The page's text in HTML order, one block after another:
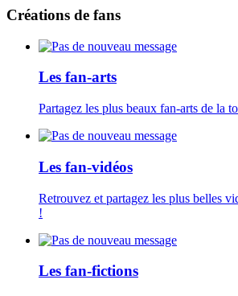
Créations de fans
Les fan-arts
Partagez les plus beaux fan-arts de la
Les fan-vidéos
Retrouvez et partagez les plus belles
!
Les fan-fictions